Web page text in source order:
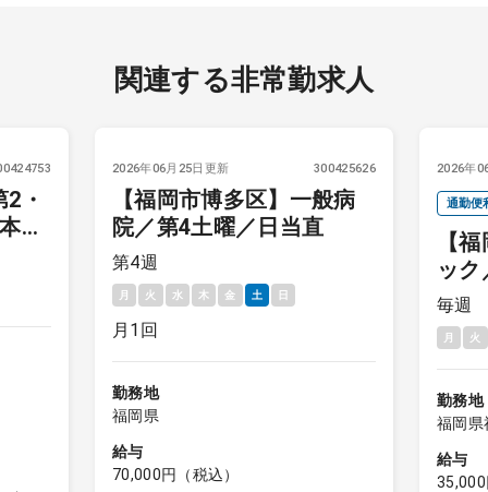
関連する非常勤求人
・
は
2026年06月25日更新 300425626
【福岡市博多区】一般病
院／第4土曜／日当直
第4週
月 火 水 木 金 土 日
月1回
勤務地
福岡県
給与
70,000円（税込）
2026年
通勤便
【
ッ
日
毎週
月 火
勤務地
福岡県
給与